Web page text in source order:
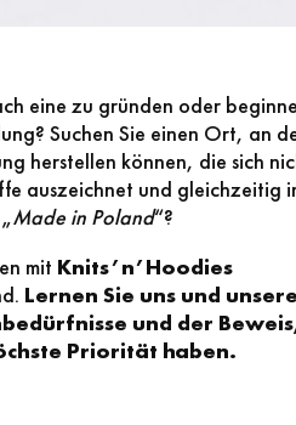
eine zu gründen oder
Suchen Sie einen Ort, an
herstellen können, die sich
auszeichnet und gleichzeitig
Made in Poland“?
mit Knits’n’Hoodies
Lernen Sie uns und unsere
und der
Priorität haben.